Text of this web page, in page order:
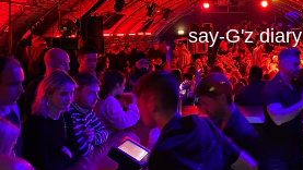
say-G'z diary